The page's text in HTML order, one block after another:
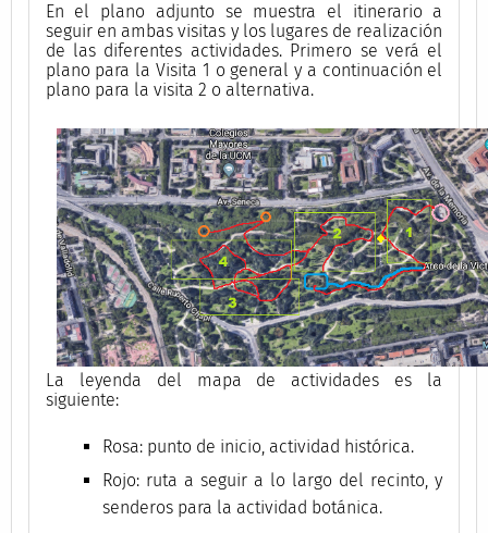
En el plano adjunto se muestra el itinerario a
seguir en ambas visitas y los lugares de realización
de las diferentes actividades. Primero se verá el
plano para la Visita 1 o general y a continuación el
plano para la visita 2 o alternativa.
La leyenda del mapa de actividades es la
siguiente:
Rosa: punto de inicio, actividad histórica.
Rojo: ruta a seguir a lo largo del recinto, y
senderos para la actividad botánica.